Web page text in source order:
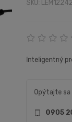
SKU:
Inteligentný
Opýtajte
0905